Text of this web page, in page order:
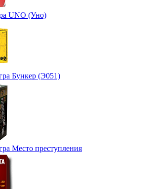
UNO (Уно)
Бункер (Э051)
Место преступления